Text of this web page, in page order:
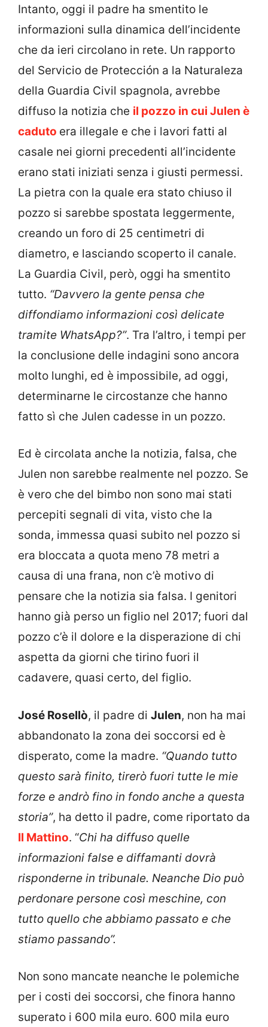
Intanto, oggi il padre ha smentito le
informazioni sulla dinamica dell’incidente
che da ieri circolano in rete. Un rapporto
del Servicio de Protección a la Naturaleza
della Guardia Civil spagnola, avrebbe
diffuso la notizia che il pozzo in cui Julen è
caduto era illegale e che i lavori fatti al
casale nei giorni precedenti all’incidente
erano stati iniziati senza i giusti permessi.
La pietra con la quale era stato chiuso il
pozzo si sarebbe spostata leggermente,
creando un foro di 25 centimetri di
diametro, e lasciando scoperto il canale.
La Guardia Civil, però, oggi ha smentito
tutto. “Davvero la gente pensa che
diffondiamo informazioni così delicate
tramite WhatsApp?”. Tra l’altro, i tempi per
la conclusione delle indagini sono ancora
molto lunghi, ed è impossibile, ad oggi,
determinarne le circostanze che hanno
fatto sì che Julen cadesse in un pozzo.
Ed è circolata anche la notizia, falsa, che
Julen non sarebbe realmente nel pozzo. Se
è vero che del bimbo non sono mai stati
percepiti segnali di vita, visto che la
sonda, immessa quasi subito nel pozzo si
era bloccata a quota meno 78 metri a
causa di una frana, non c’è motivo di
pensare che la notizia sia falsa. I genitori
hanno già perso un figlio nel 2017; fuori dal
pozzo c’è il dolore e la disperazione di chi
aspetta da giorni che tirino fuori il
cadavere, quasi certo, del figlio.
José Rosellò, il padre di Julen, non ha mai
abbandonato la zona dei soccorsi ed è
disperato, come la madre. “Quando tutto
questo sarà finito, tirerò fuori tutte le mie
forze e andrò fino in fondo anche a questa
storia”, ha detto il padre, come riportato da
Il Mattino. “Chi ha diffuso quelle
informazioni false e diffamanti dovrà
risponderne in tribunale. Neanche Dio può
perdonare persone così meschine, con
tutto quello che abbiamo passato e che
stiamo passando”.
Non sono mancate neanche le polemiche
per i costi dei soccorsi, che finora hanno
superato i 600 mila euro. 600 mila euro